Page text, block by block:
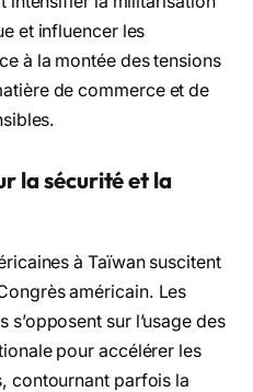
et influencer les
à la montée des tensions
de commerce et de
la sécurité et la
à Taïwan suscitent
américain. Les
sur l’usage des
pour accélérer les
contournant parfois la